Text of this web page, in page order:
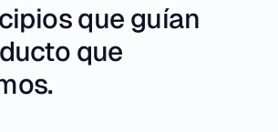
que guían
que